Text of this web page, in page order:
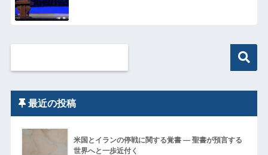
最近の投稿
米国とイランの停戦に関する覚書 ― 聖書が預言する
世界へと一歩近付く